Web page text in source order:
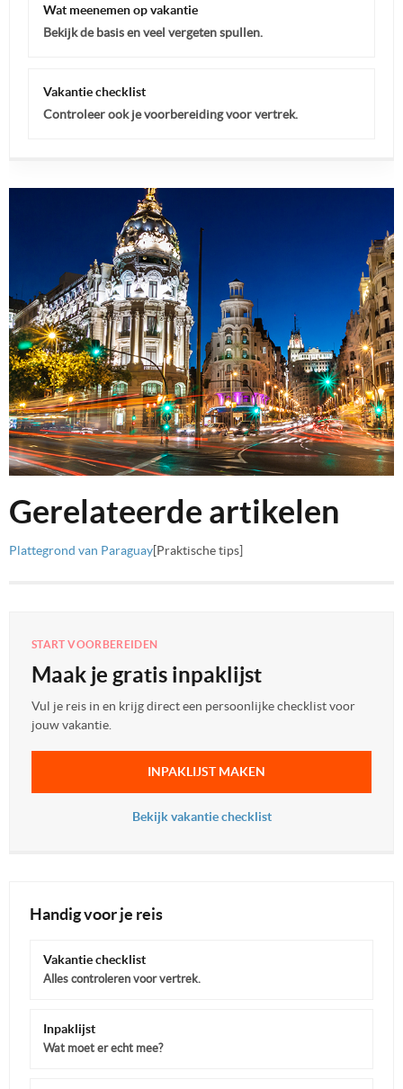
Wat meenemen op vakantie
Bekijk de basis en veel vergeten spullen.
Vakantie checklist
Controleer ook je voorbereiding voor vertrek.
Gerelateerde artikelen
Plattegrond van Paraguay[Praktische tips]
START VOORBEREIDEN
Maak je gratis inpaklijst
Vul je reis in en krijg direct een persoonlijke checklist voor
jouw vakantie.
INPAKLIJST MAKEN
Bekijk vakantie checklist
Handig voor je reis
Vakantie checklist
Alles controleren voor vertrek.
Inpaklijst
Wat moet er echt mee?